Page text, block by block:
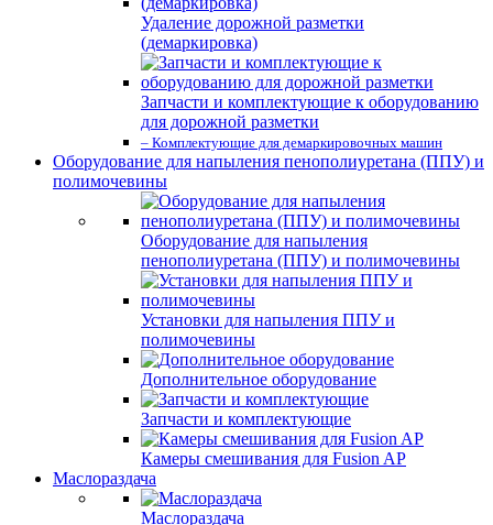
Удаление дорожной разметки
(демаркировка)
Запчасти и комплектующие к оборудованию
для дорожной разметки
– Комплектующие для демаркировочных машин
Оборудование для напыления пенополиуретана (ППУ) и
полимочевины
Оборудование для напыления
пенополиуретана (ППУ) и полимочевины
Установки для напыления ППУ и
полимочевины
Дополнительное оборудование
Запчасти и комплектующие
Камеры смешивания для Fusion AP
Маслораздача
Маслораздача